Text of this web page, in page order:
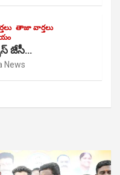
తాజా వార్తలు
జేసీ…
News